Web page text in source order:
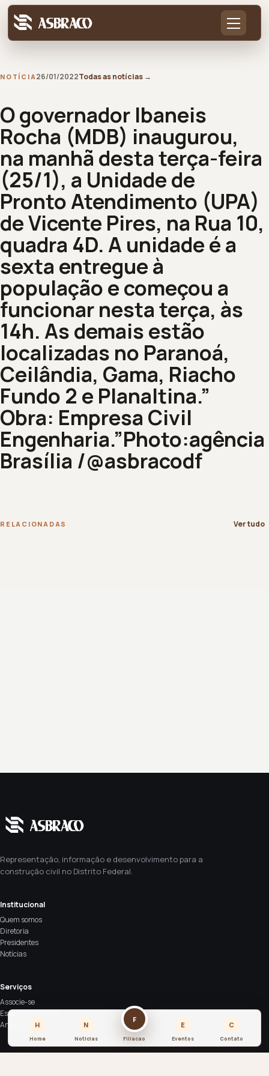
NOTÍCIA26/01/2022Todas as notícias →
O governador Ibaneis
Rocha (MDB) inaugurou,
na manhã desta terça-feira
(25/1), a Unidade de
Pronto Atendimento (UPA)
de Vicente Pires, na Rua 10,
quadra 4D. A unidade é a
sexta entregue à
população e começou a
funcionar nesta terça, às
14h. As demais estão
localizadas no Paranoá,
Ceilândia, Gama, Riacho
Fundo 2 e Planaltina.”
Obra: Empresa Civil
Engenharia.”Photo:agência
Brasília /@asbracodf
RELACIONADAS Ver tudo
Representação, informação e desenvolvimento para a
construção civil no Distrito Federal.
Institucional
Quem somos
Diretoria
Presidentes
Notícias
Serviços
Associe-se
Espaço de eventos
Anuncie
H
Home
N
Noticias
F
Filiacao
E
Eventos
C
Contato